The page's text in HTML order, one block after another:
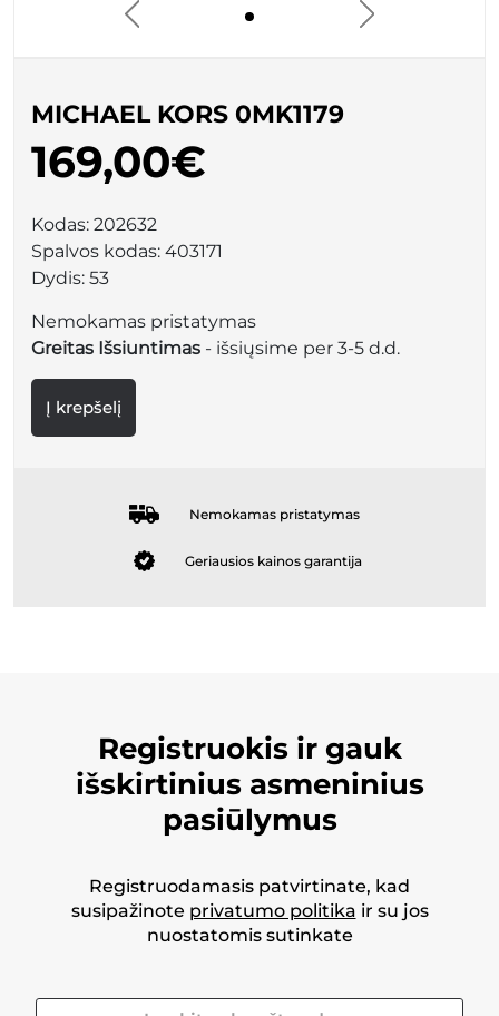
MICHAEL KORS 0MK1179
169,00€
Kodas: 202632
Spalvos kodas: 403171
Dydis: 53
Nemokamas pristatymas
Greitas Išsiuntimas - išsiųsime per 3-5 d.d.
Į krepšelį
Nemokamas pristatymas
Geriausios kainos garantija
Registruokis ir gauk
išskirtinius asmeninius
pasiūlymus
Registruodamasis patvirtinate, kad
susipažinote privatumo politika ir su jos
nuostatomis sutinkate